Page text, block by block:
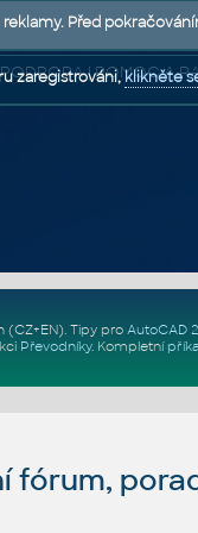
| POMOC A
(CZ+EN). Tipy pro AutoCAD
Převodníky. Kompletní
fórum,
Před
zaregistrováni,klikněte